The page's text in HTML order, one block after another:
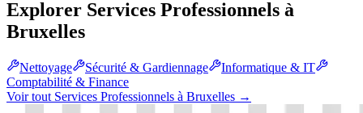
Explorer Services Professionnels à
Bruxelles
Nettoyage Sécurité & Gardiennage
Informatique & IT
Comptabilité & Finance
Voir tout Services Professionnels à Bruxelles →